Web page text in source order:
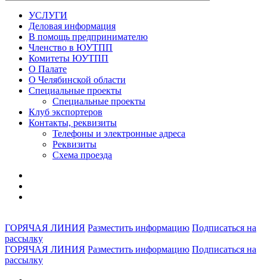
УСЛУГИ
Деловая информация
В помощь предпринимателю
Членство в ЮУТПП
Комитеты ЮУТПП
О Палате
О Челябинской области
Специальные проекты
Специальные проекты
Клуб экспортеров
Контакты, реквизиты
Телефоны и электронные адреса
Реквизиты
Схема проезда
ГОРЯЧАЯ ЛИНИЯ Разместить информацию Подписаться на
рассылку
ГОРЯЧАЯ ЛИНИЯ Разместить информацию Подписаться на
рассылку